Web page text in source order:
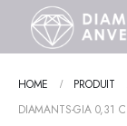
HOME PRODUIT
DIAMANTS-GIA 0,31